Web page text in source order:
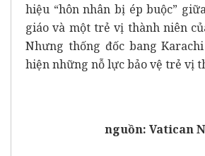
hiệu “hôn nhân bị ép buộc”
giáo và một trẻ vị thành niên
Nhưng thống đốc bang
hiện những nỗ lực bảo vệ trẻ vị
nguồn: Vatican